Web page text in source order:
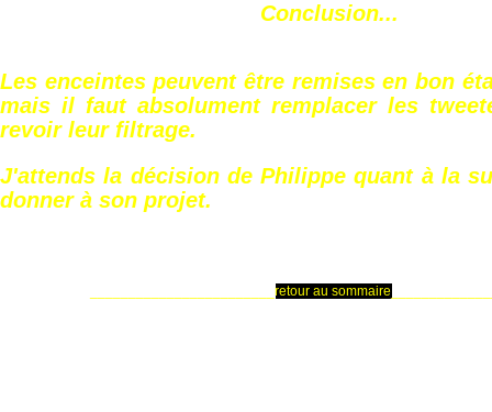
Conclusion...
Les enceintes peuvent être remises en bon
mais il faut absolument remplacer les
revoir leur filtrage.
J'attends la décision de Philippe quant à la
donner à son projet.
________________________retour au sommaire